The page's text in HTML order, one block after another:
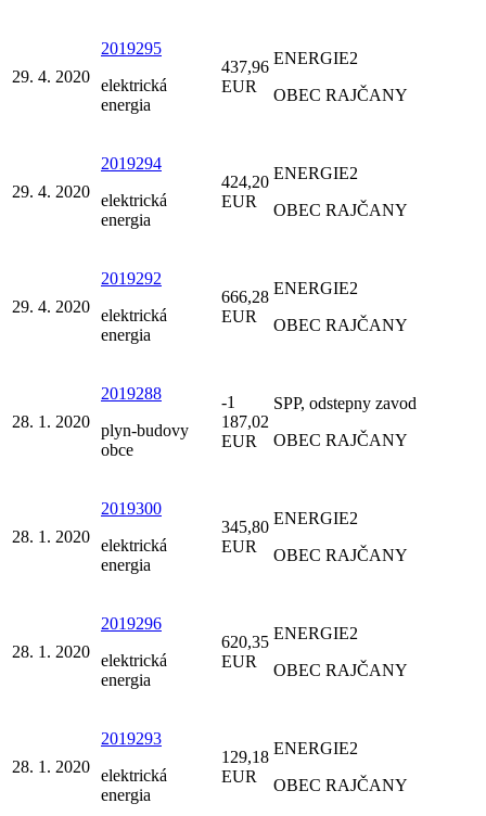
29. 4. 2020
2019295
elektrická
energia
437,96
EUR
ENERGIE2
OBEC RAJČANY
29. 4. 2020
2019294
elektrická
energia
424,20
EUR
ENERGIE2
OBEC RAJČANY
29. 4. 2020
2019292
elektrická
energia
666,28
EUR
ENERGIE2
OBEC RAJČANY
28. 1. 2020
2019288
plyn-budovy
obce
-1
187,02
EUR
SPP, odstepny zavod
OBEC RAJČANY
28. 1. 2020
2019300
elektrická
energia
345,80
EUR
ENERGIE2
OBEC RAJČANY
28. 1. 2020
2019296
elektrická
energia
620,35
EUR
ENERGIE2
OBEC RAJČANY
28. 1. 2020
2019293
elektrická
energia
129,18
EUR
ENERGIE2
OBEC RAJČANY